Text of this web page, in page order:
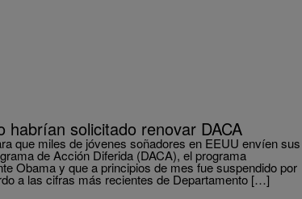
solicitado renovar DACA
que miles de jóvenes soñadores en EEUU envíen sus
de Acción Diferida (DACA), el programa
Obama y que a principios de mes fue suspendido por
a las cifras más recientes de Departamento […]